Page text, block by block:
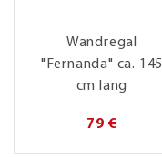
Wandregal
"Fernanda" ca. 145
cm lang
79 €